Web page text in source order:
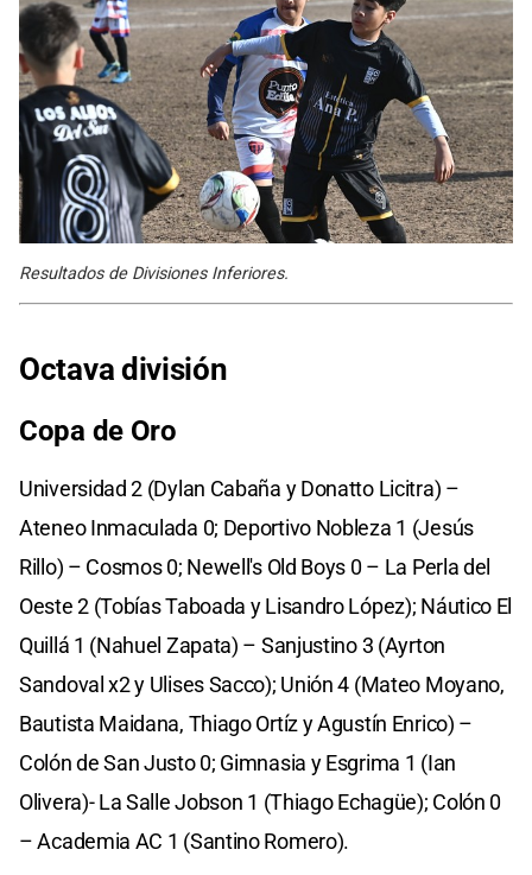
Resultados de Divisiones Inferiores.
Octava división
Copa de Oro
Universidad 2 (Dylan Cabaña y Donatto Licitra) –
Ateneo Inmaculada 0; Deportivo Nobleza 1 (Jesús
Rillo) – Cosmos 0; Newell's Old Boys 0 – La Perla del
Oeste 2 (Tobías Taboada y Lisandro López); Náutico El
Quillá 1 (Nahuel Zapata) – Sanjustino 3 (Ayrton
Sandoval x2 y Ulises Sacco); Unión 4 (Mateo Moyano,
Bautista Maidana, Thiago Ortíz y Agustín Enrico) –
Colón de San Justo 0; Gimnasia y Esgrima 1 (Ian
Olivera)- La Salle Jobson 1 (Thiago Echagüe); Colón 0
– Academia AC 1 (Santino Romero).